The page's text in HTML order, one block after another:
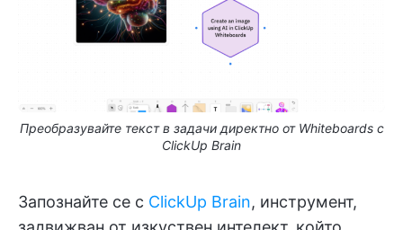
Преобразувайте текст в задачи директно от Whiteboards с
ClickUp Brain
Запознайте се с ClickUp Brain, инструмент,